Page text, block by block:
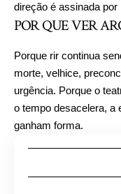
direção é assinada por
POR QUE VER
Porque rir continua
morte, velhice,
urgência. Porque o
o tempo desacelera, a
ganham forma.